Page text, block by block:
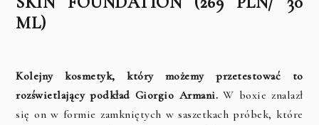
ML)
Kolejny kosmetyk, który możemy przetestować to
rozświetlający podkład Giorgio Armani.W boxie znalazł
się on w formie zamkniętych w saszetkach próbek, które